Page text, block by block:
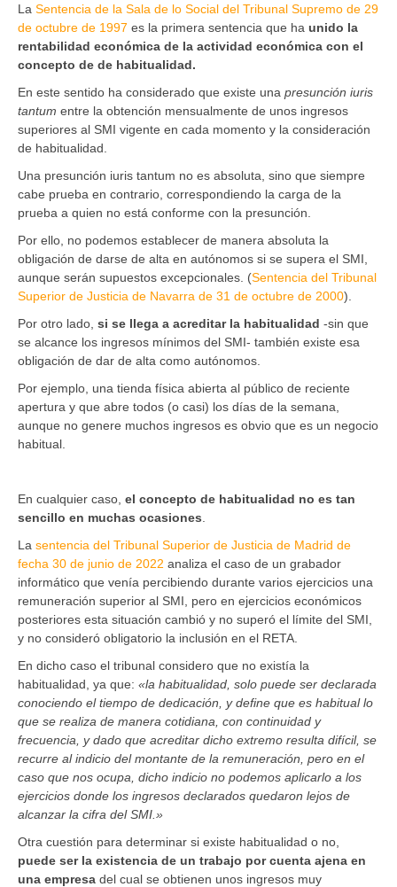
La Sentencia de la Sala de lo Social del Tribunal Supremo de 29
de octubre de 1997 es la primera sentencia que ha unido la
rentabilidad económica de la actividad económica con el
concepto de de habitualidad.
En este sentido ha considerado que existe una presunción iuris
tantum entre la obtención mensualmente de unos ingresos
superiores al SMI vigente en cada momento y la consideración
de habitualidad.
Una presunción iuris tantum no es absoluta, sino que siempre
cabe prueba en contrario, correspondiendo la carga de la
prueba a quien no está conforme con la presunción.
Por ello, no podemos establecer de manera absoluta la
obligación de darse de alta en autónomos si se supera el SMI,
aunque serán supuestos excepcionales. (Sentencia del Tribunal
Superior de Justicia de Navarra de 31 de octubre de 2000).
Por otro lado, si se llega a acreditar la habitualidad -sin que
se alcance los ingresos mínimos del SMI- también existe esa
obligación de dar de alta como autónomos.
Por ejemplo, una tienda física abierta al público de reciente
apertura y que abre todos (o casi) los días de la semana,
aunque no genere muchos ingresos es obvio que es un negocio
habitual.
En cualquier caso, el concepto de habitualidad no es tan
sencillo en muchas ocasiones
La sentencia del Tribunal Superior de Justicia de Madrid de
fecha 30 de junio de 2022 analiza el caso de un grabador
informático que venía percibiendo durante varios ejercicios una
remuneración superior al SMI, pero en ejercicios económicos
posteriores esta situación cambió y no superó el límite del SMI,
y no consideró obligatorio la inclusión en el RETA.
En dicho caso el tribunal considero que no existía la
habitualidad, ya que: «la habitualidad, solo puede ser declarada
conociendo el tiempo de dedicación, y define que es habitual lo
que se realiza de manera cotidiana, con continuidad y
frecuencia, y dado que acreditar dicho extremo resulta difícil, se
recurre al indicio del montante de la remuneración, pero en el
caso que nos ocupa, dicho indicio no podemos aplicarlo a los
ejercicios donde los ingresos declarados quedaron lejos de
alcanzar la cifra del SMI.»
Otra cuestión para determinar si existe habitualidad o no,
puede ser la existencia de un trabajo por cuenta ajena en
una empresa del cual se obtienen unos ingresos muy